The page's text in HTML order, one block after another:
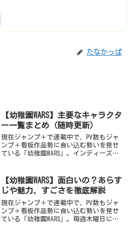
たなかっぱ
【幼稚園WARS】主要なキャラクタ
ー一覧まとめ（随時更新）
現在ジャンプ＋で連載中で、PV数もジャ
ンプ＋看板作品勢に食い込む勢いを見せ
ている「幼稚園WARS」。インディーズ連
覧にしてまとめました。幼稚園WARSに登
場するキャ...
【幼稚園WARS】面白いの？あらす
じや魅力、すごさを徹底解説
現在ジャンプ＋で連載中で、PV数もジャ
ンプ＋看板作品勢に食い込む勢いを見せ
ている「幼稚園WARS」。毎週木曜日に更